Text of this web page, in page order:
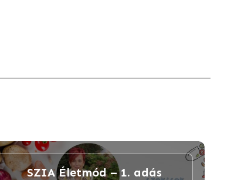
SZIA Életmód – 1. adás